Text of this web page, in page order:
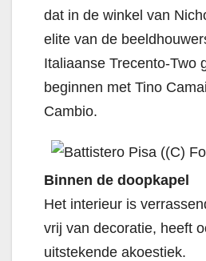
dat in de winkel van
elite van de
Italiaanse Trecento-Two
beginnen met Tino
Cambio.
Binnen de doopkapel
Het interieur is
vrij van decoratie, heeft
uitstekende akoestiek.